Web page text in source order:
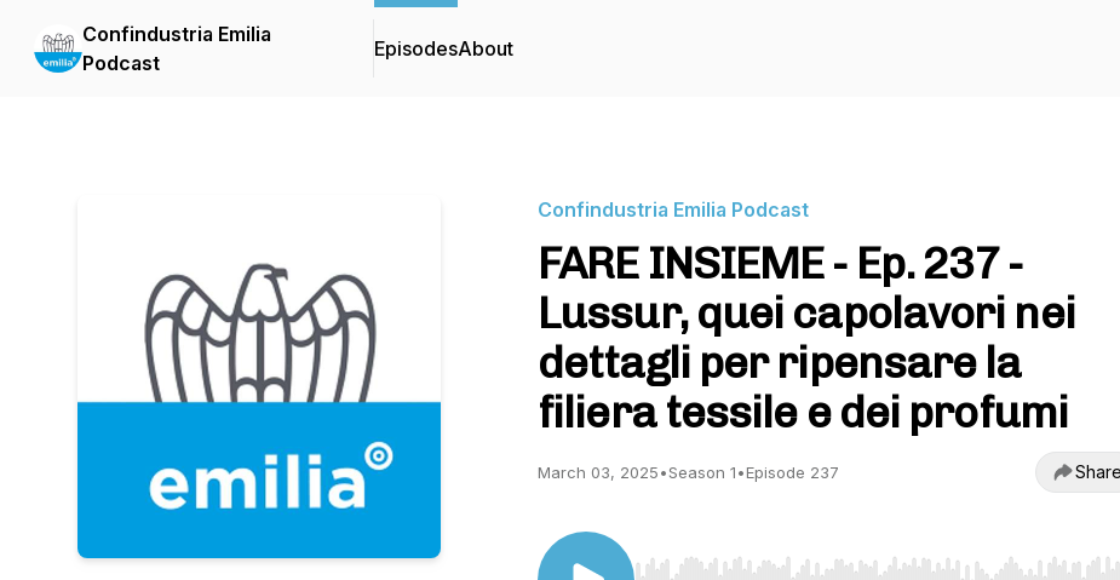
Confindustria Emilia
Podcast
EpisodesAbout
Confindustria Emilia Podcast
FARE INSIEME - Ep. 237 -
Lussur, quei capolavori nei
dettagli per ripensare la
filiera tessile e dei profumi
March 03, 2025•Season 1•Episode 237 Share